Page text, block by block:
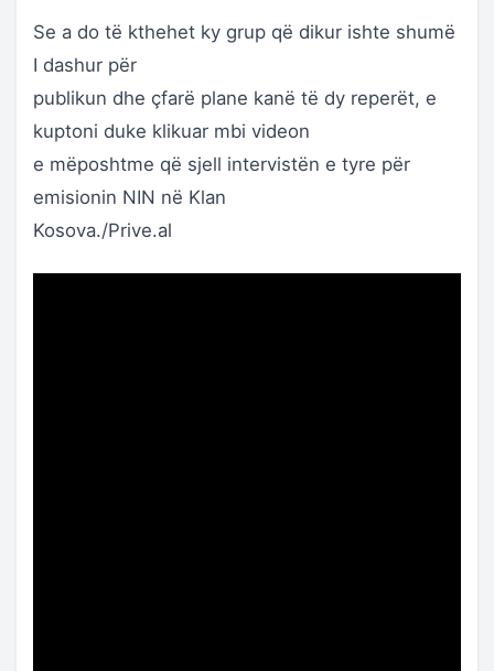
Se a do të kthehet ky grup që dikur ishte shumë
I dashur për
publikun dhe çfarë plane kanë të dy reperët, e
kuptoni duke klikuar mbi videon
e mëposhtme që sjell intervistën e tyre për
emisionin NIN në Klan
Kosova./Prive.al